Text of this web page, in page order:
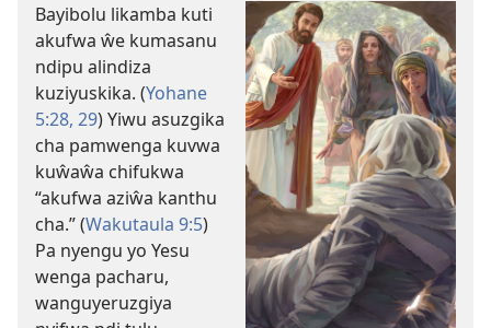
Bayibolu likamba kuti
akufwa ŵe kumasanu
ndipu alindiza
kuziyuskika. (Yohane
5:28, 29) Yiwu asuzgika
cha pamwenga kuvwa
kuŵaŵa chifukwa
“akufwa aziŵa kanthu
cha.” (Wakutaula 9:5)
Pa nyengu yo Yesu
wenga pacharu,
wanguyeruzgiya